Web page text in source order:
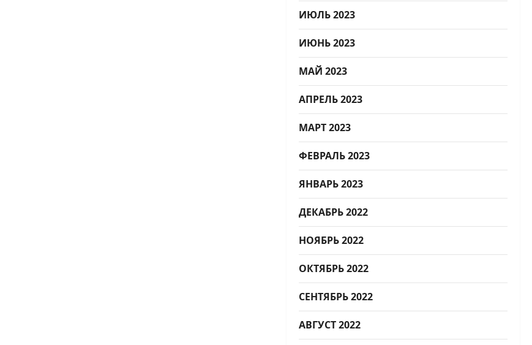
ИЮЛЬ 2023
ИЮНЬ 2023
МАЙ 2023
АПРЕЛЬ 2023
МАРТ 2023
ФЕВРАЛЬ 2023
ЯНВАРЬ 2023
ДЕКАБРЬ 2022
НОЯБРЬ 2022
ОКТЯБРЬ 2022
СЕНТЯБРЬ 2022
АВГУСТ 2022